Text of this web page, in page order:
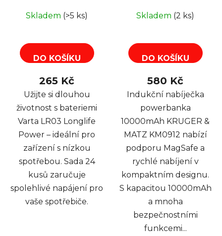
Skladem (>5 ks)
DO KOŠÍKU
265 Kč
Užijte si dlouhou
životnost s bateriemi
Varta LR03 Longlife
Power – ideální pro
zařízení s nízkou
spotřebou. Sada 24
kusů zaručuje
spolehlivé napájení pro
vaše spotřebiče.
podporou MagSafe,
Skladem (2 ks)
DO KOŠÍKU
580 Kč
Indukční nabíječka
powerbanka
10000mAh KRUGER &
MATZ KM0912 nabízí
podporu MagSafe a
rychlé nabíjení v
kompaktním designu.
S kapacitou 10000mAh
a mnoha
bezpečnostními
funkcemi...